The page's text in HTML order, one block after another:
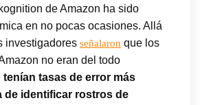
de Amazon ha sido
en no pocas ocasiones. Allá
investigadores señalaron que los
no eran del todo
tenían tasas de error más
de identificar rostros de